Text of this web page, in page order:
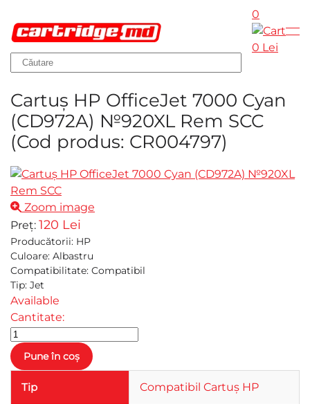
Skip to main content
0
0 Lei
Cartuş HP OfficeJet 7000 Cyan
(CD972A) №920XL Rem SCC
(Cod produs: CR004797)
Zoom image
Preț: 120 Lei
Producătorii: HP
Culoare: Albastru
Compatibilitate: Compatibil
Tip: Jet
Available
Cantitate:
Tip Compatibil Cartuș HP